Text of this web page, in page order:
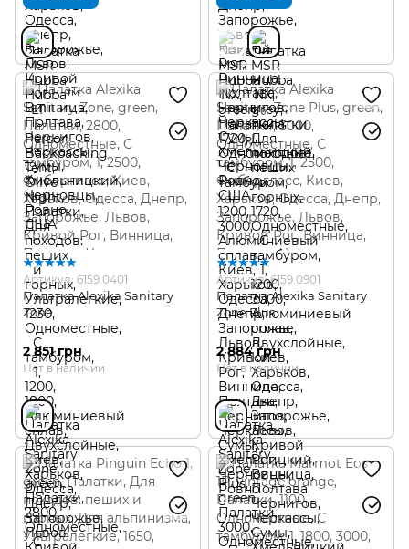
Артикул: 6159.0401
Палатка Alexika Sanitary
Zone
2 851 грн
Нет в наличии
Артикул: 6159.0901
Палатка Alexika Sanitary
Zone Plus
2 884 грн
Нет в наличии